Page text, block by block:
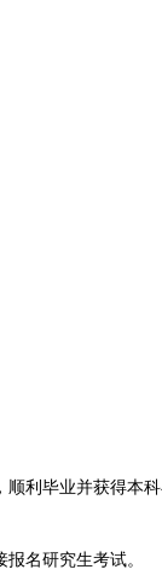
利毕业并获得本科
名研究生考试。